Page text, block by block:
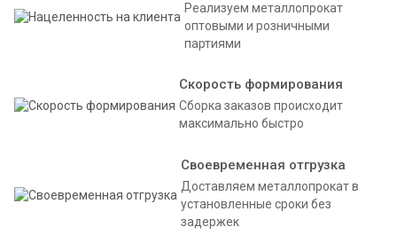
Реализуем металлопрокат
оптовыми и розничными
партиями
Скорость формирования
Сборка заказов происходит
максимально быстро
Своевременная отгрузка
Доставляем металлопрокат в
установленные сроки без
задержек